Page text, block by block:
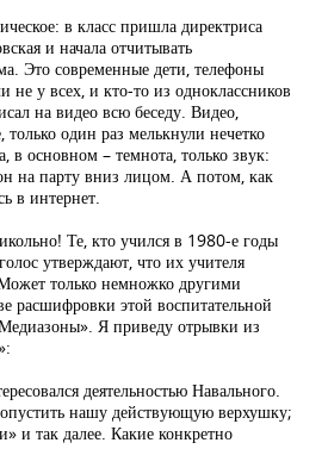
в класс пришла директриса
и начала отчитывать
Это современные дети, телефоны
не у всех, и кто-то из одноклассников
на видео всю беседу. Видео,
только один раз мелькнули нечетко
в основном – темнота, только звук:
на парту вниз лицом. А потом, как
в интернет.
Те, кто учился в 1980-е годы
утверждают, что их учителя
только немножко другими
расшифровки этой воспитательной
Я приведу отрывки из
деятельностью Навального.
нашу действующую верхушку;
и так далее. Какие конкретно